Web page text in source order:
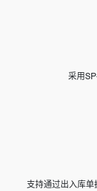
采用
支持通过出入库